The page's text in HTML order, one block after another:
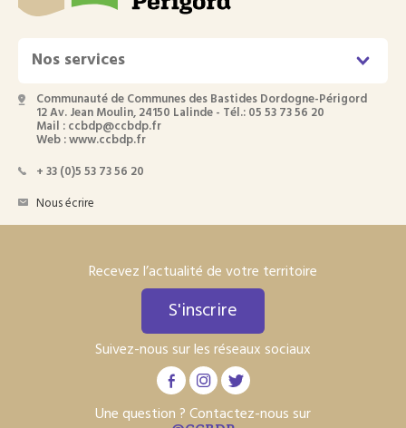
Nos services
Communauté de Communes des Bastides Dordogne-Périgord
12 Av. Jean Moulin, 24150 Lalinde - Tél.: 05 53 73 56 20
Mail : ccbdp@ccbdp.fr
Web : www.ccbdp.fr
+ 33 (0)5 53 73 56 20
Nous écrire
Recevez l’actualité de votre territoire
S'inscrire
Suivez-nous sur les réseaux sociaux
Une question ? Contactez-nous sur